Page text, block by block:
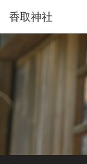
香取神社